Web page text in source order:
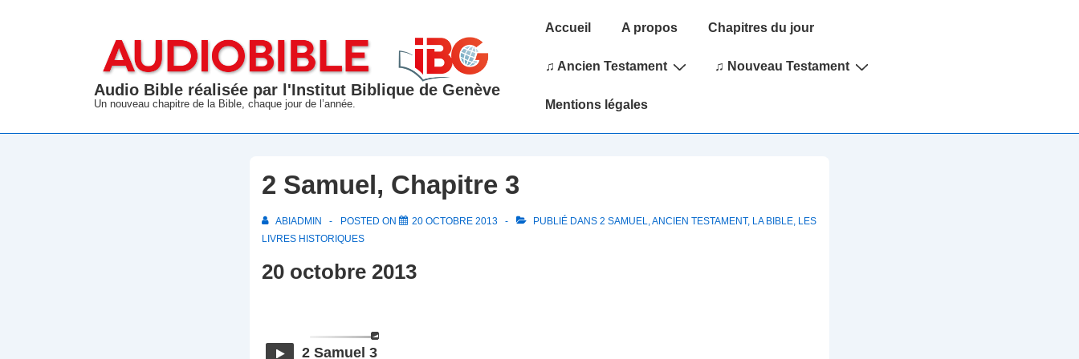
Audio Bible réalisée par l'Institut Biblique de Genève
Un nouveau chapitre de la Bible, chaque jour de l’année.
Main
Accueil A propos Chapitres du jour
♫ Ancien Testament ♫ Nouveau Testament
Mentions légales
2 Samuel, Chapitre 3
ABIADMIN POSTED ON 20 OCTOBRE 2013 PUBLIÉ DANS 2 SAMUEL,ANCIEN TESTAMENT, LA BIBLE, LES
LIVRES HISTORIQUES
20 octobre 2013
2 Samuel 3